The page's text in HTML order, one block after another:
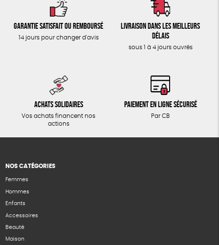
Garantie satisfait ou remboursé
14 jours pour changer d'avis
Livraison dans les meilleurs
délais
sous 1 à 4 jours ouvrés
Achats solidaires
Vos achats financent nos
actions
Paiement en ligne sécurisé
Par CB
NOS CATÉGORIES
Femmes
Hommes
Enfants
Accessoires
Beauté
Maison